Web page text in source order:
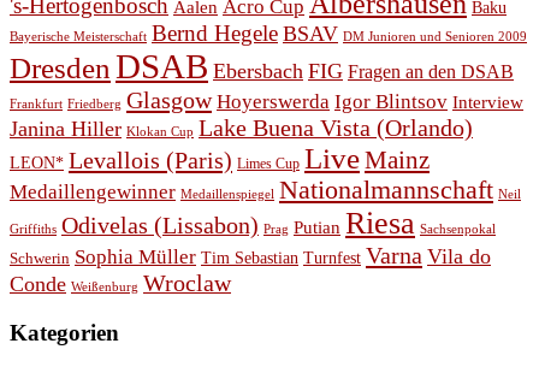
's-Hertogenbosch Aalen Acro Cup Baku
Bayerische Meisterschaft Bernd Hegele BSAV DM Junioren und Senioren 2009
Dresden DSAB Ebersbach FIG Fragen an den DSAB
Frankfurt Friedberg Glasgow Hoyerswerda Igor Blintsov Interview
Janina Hiller Klokan Cup Lake Buena Vista (Orlando)
LEON* Levallois (Paris) Limes Cup LiveMainz
Medaillengewinner Medaillenspiegel Nationalmannschaft Neil
Griffiths Odivelas (Lissabon) Prag Putian Riesa Sachsenpokal
Schwerin Sophia Müller Tim Sebastian Turnfest Varna Vila do
Conde Weißenburg Wroclaw
Kategorien